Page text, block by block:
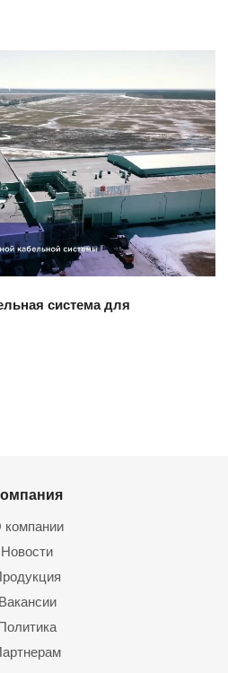
проект
система для
Новости
Вакансии